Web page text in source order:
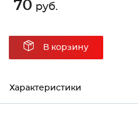
70 руб.
В корзину
Характеристики